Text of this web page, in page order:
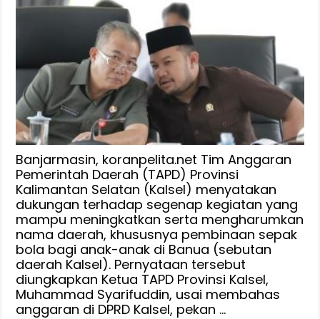
dan
Banggar
DPRD
Dukung
Dana
Sekolah
Sepak
Usia
Dini
Banjarmasin, koranpelita.net Tim Anggaran
Pemerintah Daerah (TAPD) Provinsi
Kalimantan Selatan (Kalsel) menyatakan
dukungan terhadap segenap kegiatan yang
mampu meningkatkan serta mengharumkan
nama daerah, khususnya pembinaan sepak
bola bagi anak-anak di Banua (sebutan
daerah Kalsel). Pernyataan tersebut
diungkapkan Ketua TAPD Provinsi Kalsel,
Muhammad Syarifuddin, usai membahas
anggaran di DPRD Kalsel, pekan …